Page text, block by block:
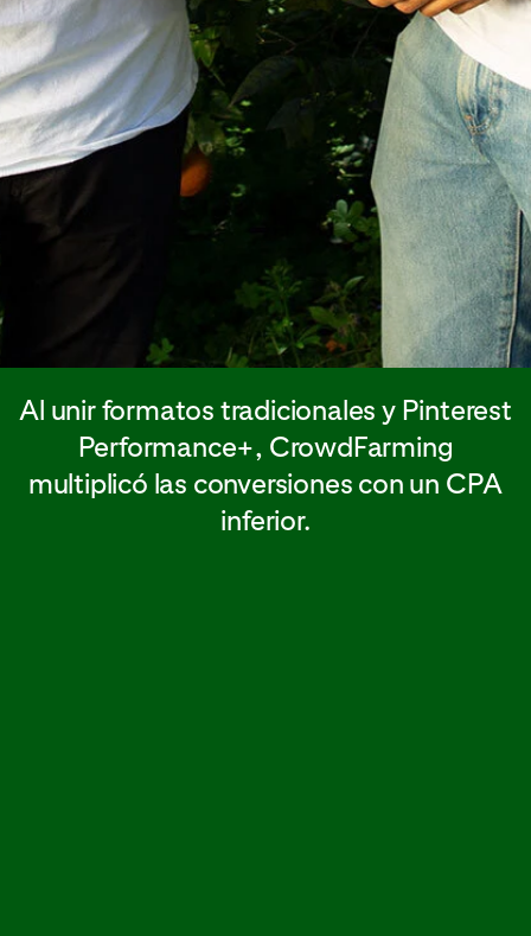
Al unir formatos tradicionales y Pinterest
Performance+, CrowdFarming
multiplicó las conversiones con un CPA
inferior.